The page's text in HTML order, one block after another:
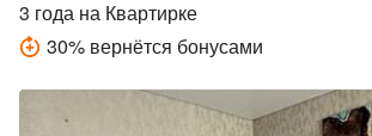
3 года на Квартирке
30% вернётся бонусами